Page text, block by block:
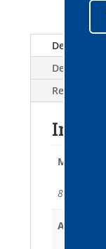
Detalii
Descriere
Reviews (0)
Modele
802 WD